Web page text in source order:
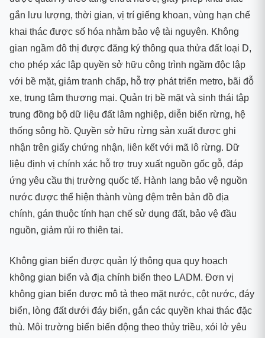
gắn lưu lượng, thời gian, vị trí giếng khoan, vùng hạn chế
khai thác được số hóa nhằm bảo vệ tài nguyên. Không
gian ngầm đô thị được đăng ký thông qua thửa đất loại D,
cho phép xác lập quyền sở hữu công trình ngầm độc lập
với bề mặt, giảm tranh chấp, hỗ trợ phát triển metro, bãi đỗ
xe, trung tâm thương mại. Quản trị bề mặt và sinh thái tập
trung đồng bộ dữ liệu đất lâm nghiệp, diễn biến rừng, hệ
thống sông hồ. Quyền sở hữu rừng sản xuất được ghi
nhận trên giấy chứng nhận, liên kết với mã lô rừng. Dữ
liệu định vị chính xác hỗ trợ truy xuất nguồn gốc gỗ, đáp
ứng yêu cầu thị trường quốc tế. Hành lang bảo vệ nguồn
nước được thể hiện thành vùng đệm trên bản đồ địa
chính, gán thuộc tính hạn chế sử dụng đất, bảo vệ đầu
nguồn, giảm rủi ro thiên tai.
Không gian biển được quản lý thông qua quy hoạch
không gian biển và địa chính biển theo LADM. Đơn vị
không gian biển được mô tả theo mặt nước, cột nước, đáy
biển, lòng đất dưới đáy biển, gắn các quyền khai thác đặc
thù. Môi trường biển biến động theo thủy triều, xói lở yêu